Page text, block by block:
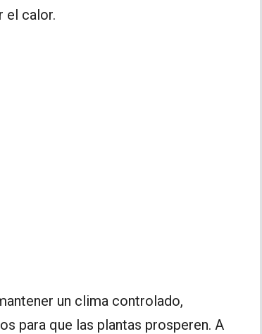
el calor.
un clima controlado,
para que las plantas prosperen. A